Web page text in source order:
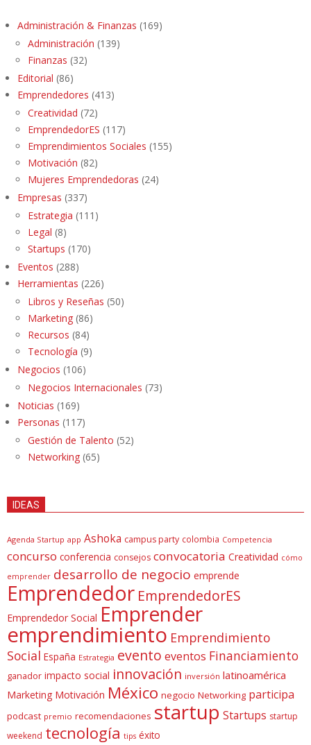
Administración & Finanzas (169)
Administración (139)
Finanzas (32)
Editorial (86)
Emprendedores (413)
Creatividad (72)
EmprendedorES (117)
Emprendimientos Sociales (155)
Motivación (82)
Mujeres Emprendedoras (24)
Empresas (337)
Estrategia (111)
Legal (8)
Startups (170)
Eventos (288)
Herramientas (226)
Libros y Reseñas (50)
Marketing (86)
Recursos (84)
Tecnología (9)
Negocios (106)
Negocios Internacionales (73)
Noticias (169)
Personas (117)
Gestión de Talento (52)
Networking (65)
IDEAS
Agenda Startup app Ashoka campus party colombia Competencia
concurso conferencia consejos convocatoria Creatividad cómo
emprender desarrollo de negocio emprende
Emprendedor EmprendedorES
Emprendedor Social Emprender
emprendimiento Emprendimiento
Social España Estrategia evento eventos Financiamiento
ganador impacto social innovación inversión latinoamérica
Marketing Motivación México negocio Networking participa
podcast premio recomendaciones startup Startups startup
weekend tecnología tips éxito